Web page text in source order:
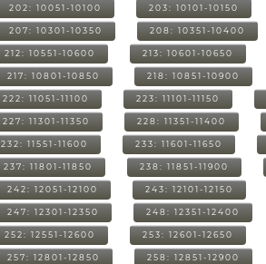
202: 10051-10100 203: 10101-10150
207: 10301-10350 208: 10351-10400
212: 10551-10600 213: 10601-10650
217: 10801-10850 218: 10851-10900
222: 11051-11100 223: 11101-11150
227: 11301-11350 228: 11351-11400
232: 11551-11600 233: 11601-11650
237: 11801-11850 238: 11851-11900
242: 12051-12100 243: 12101-12150
247: 12301-12350 248: 12351-12400
252: 12551-12600 253: 12601-12650
257: 12801-12850 258: 12851-12900